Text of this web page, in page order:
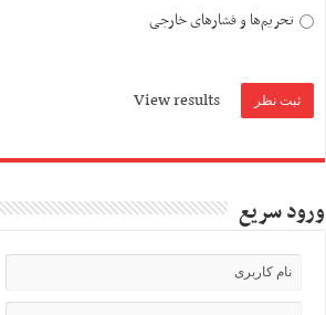
تحریم‌ها و فشارهای خارجی
View results
ورود سریع